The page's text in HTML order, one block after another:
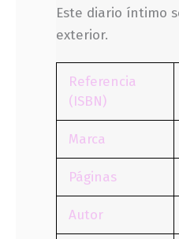
Este diario íntimo
exterior.
Referencia
(ISBN)
Marca
Páginas
Autor